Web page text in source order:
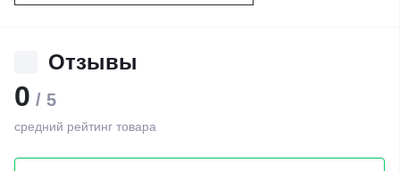
Отзывы
0 / 5
средний рейтинг товара